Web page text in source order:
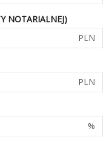
NOTARIALNEJ)
PLN
PLN
%